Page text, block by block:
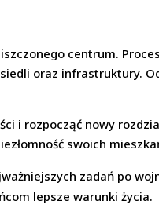
centrum.
oraz infrastruktury.
i rozpocząć nowy
swoich
zadań po
lepsze warunki życia.